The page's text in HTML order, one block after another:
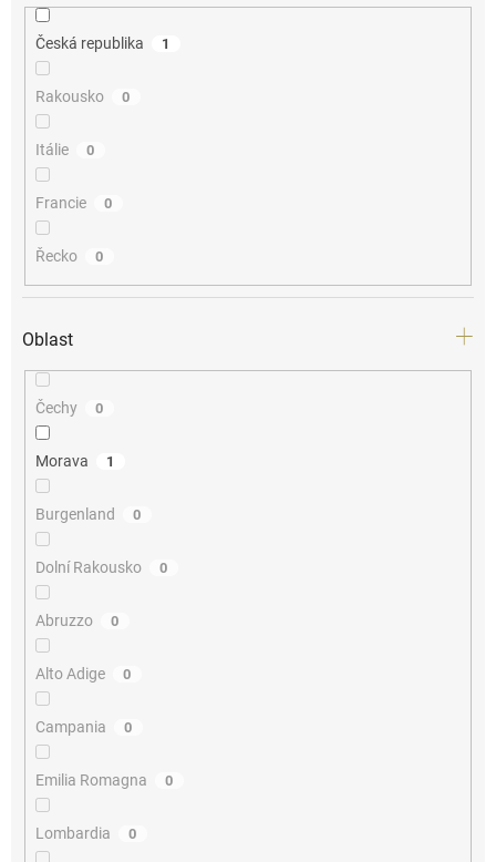
Česká republika 1
Rakousko 0
Itálie 0
Francie 0
Řecko 0
Oblast
Čechy 0
Morava 1
Burgenland 0
Dolní Rakousko 0
Abruzzo 0
Alto Adige 0
Campania 0
Emilia Romagna 0
Lombardia 0